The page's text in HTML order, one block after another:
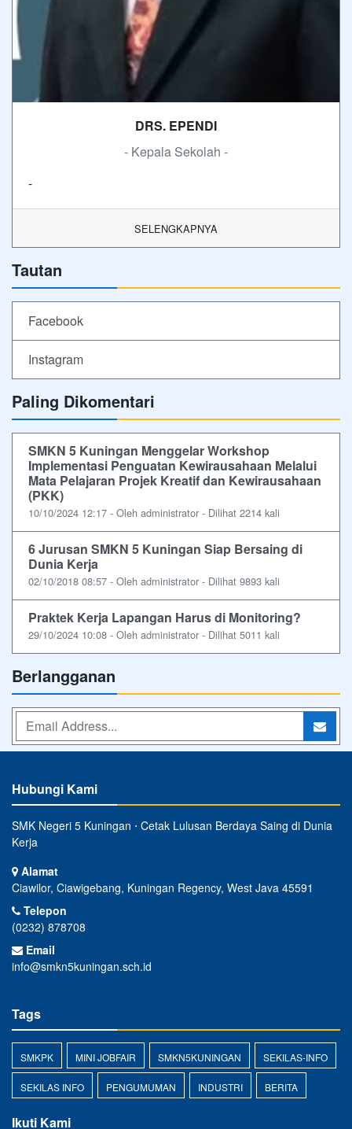
DRS. EPENDI
- Kepala Sekolah -
-
SELENGKAPNYA
Tautan
Facebook
Instagram
Paling Dikomentari
SMKN 5 Kuningan Menggelar Workshop
Implementasi Penguatan Kewirausahaan Melalui
Mata Pelajaran Projek Kreatif dan Kewirausahaan
(PKK)
10/10/2024 12:17 - Oleh administrator - Dilihat 2214 kali
6 Jurusan SMKN 5 Kuningan Siap Bersaing di
Dunia Kerja
02/10/2018 08:57 - Oleh administrator - Dilihat 9893 kali
Praktek Kerja Lapangan Harus di Monitoring?
29/10/2024 10:08 - Oleh administrator - Dilihat 5011 kali
Berlangganan
Hubungi Kami
SMK Negeri 5 Kuningan ⋅ Cetak Lulusan Berdaya Saing di Dunia
Kerja
Alamat
Ciawilor, Ciawigebang, Kuningan Regency, West Java 45591
Telepon
(0232) 878708
Email
info@smkn5kuningan.sch.id
Tags
SMKPK MINI JOBFAIR SMKN5KUNINGAN SEKILAS-INFO
SEKILAS INFO PENGUMUMAN INDUSTRI BERITA
Ikuti Kami